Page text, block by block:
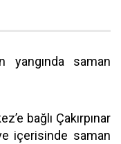
yangında saman
bağlı Çakırpınar
içerisinde saman